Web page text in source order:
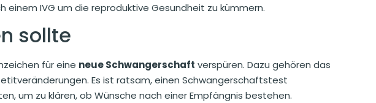
einem IVG um die reproduktive Gesundheit zu kümmern.
sollte
für eine neue Schwangerschaft verspüren. Dazu gehören das
Es ist ratsam, einen Schwangerschaftstest
um zu klären, ob Wünsche nach einer Empfängnis bestehen.